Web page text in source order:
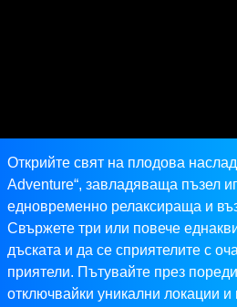
Открийте свят на плодова
Adventure“, завладяваща пъзел
едновременно релаксираща и
Свържете три или повече
дъската и да се сприятелите с
приятели. Пътувайте през
отключвайки уникални локации и